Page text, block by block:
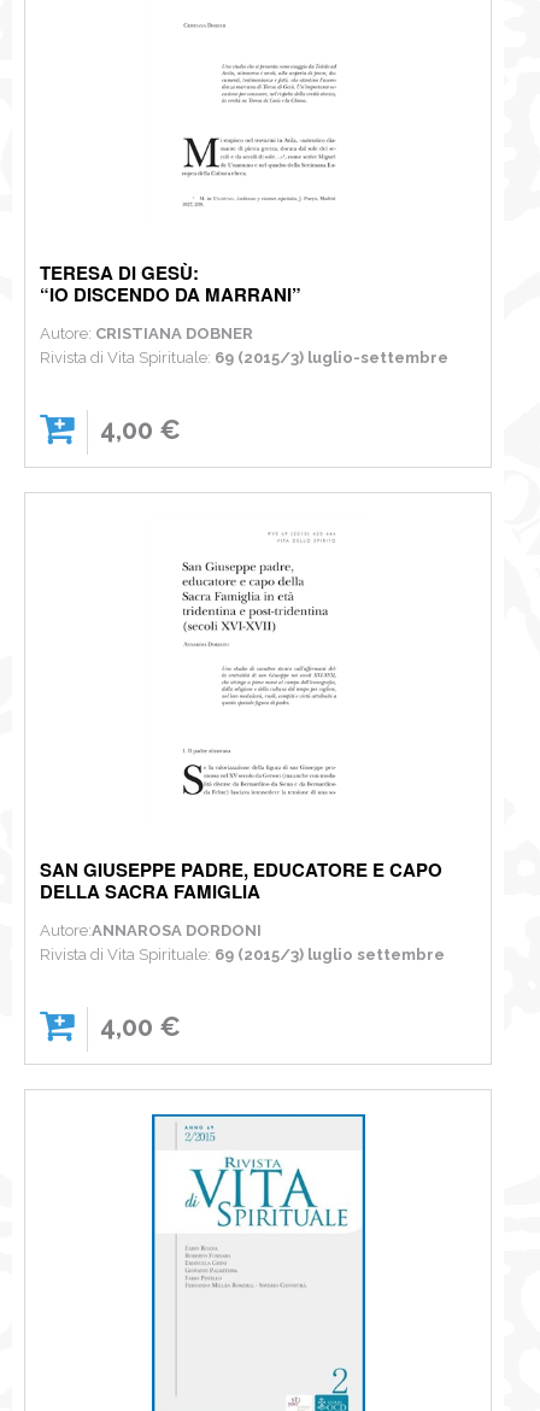
TERESA DI GESÙ:
“IO DISCENDO DA MARRANI”
Autore: CRISTIANA DOBNER
Rivista di Vita Spirituale: 69 (2015/3) luglio-settembre
4,00 €
SAN GIUSEPPE PADRE, EDUCATORE E CAPO
DELLA SACRA FAMIGLIA
Autore:ANNAROSA DORDONI
Rivista di Vita Spirituale: 69 (2015/3) luglio settembre
4,00 €